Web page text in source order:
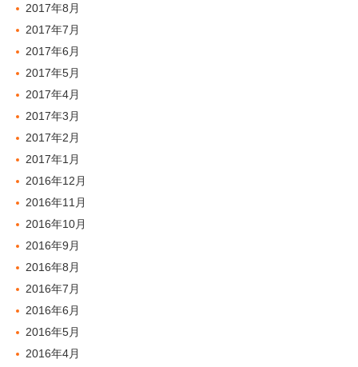
2017年8月
2017年7月
2017年6月
2017年5月
2017年4月
2017年3月
2017年2月
2017年1月
2016年12月
2016年11月
2016年10月
2016年9月
2016年8月
2016年7月
2016年6月
2016年5月
2016年4月